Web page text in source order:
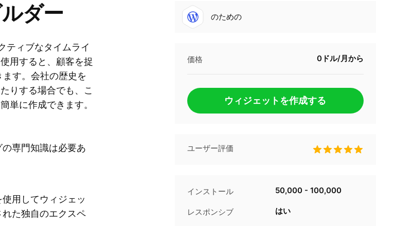
ダー
ティブなタイムライ
用すると、顧客を捉
す。会社の歴史を
りする場合でも、こ
単に作成できます。
専門知識は必要あ
用してウィジェッ
た独自のエクスペ
のための
価格 0ドル/月から
ウィジェットを作成する
ユーザー評価
インストール 50,000 - 100,000
レスポンシブ はい